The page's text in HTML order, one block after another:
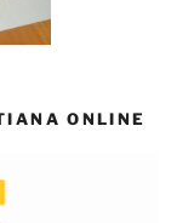
ONLINE